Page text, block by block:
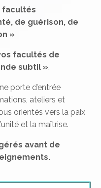
facultés
de guérison, de
»
facultés de
subtil ».
porte d’entrée
ateliers et
orientés vers la paix
et la maîtrise.
avant de